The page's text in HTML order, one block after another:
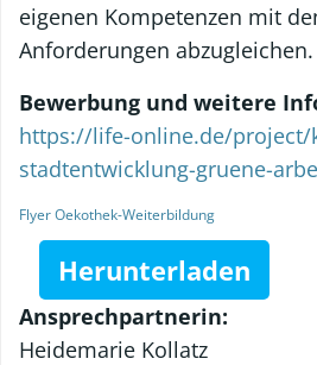
eigenen Kompetenzen mit
Anforderungen abzugleichen.
Bewerbung und weitere
https://life-online.de/project/
stadtentwicklung-gruene-
Flyer Oekothek-Weiterbildung
Herunterladen
Ansprechpartnerin:
Heidemarie Kollatz